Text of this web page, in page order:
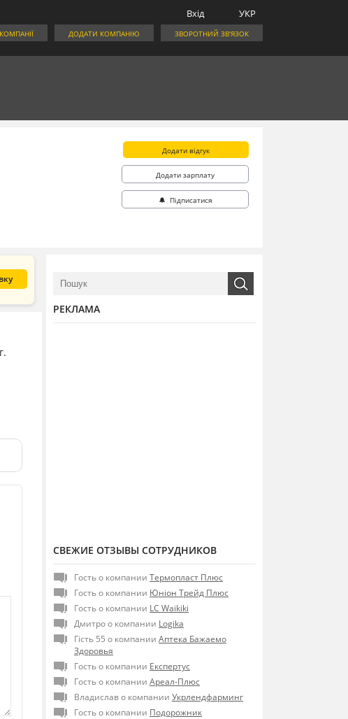
УКР
Вхід
ЗВОРОТНИЙ ЗВ'ЯЗОК
ДОДАТИ КОМПАНІЮ
Додати відгук
Додати зарплату
🔔 Підписатися
РЕКЛАМА
СВЕЖИЕ ОТЗЫВЫ СОТРУДНИКОВ
Гость о компании Термопласт Плюс
Гость о компании Юніон Трейд Плюс
Гость о компании LC Waikiki
Дмитро о компании Logika
Гість 55 о компании Аптека Бажаемо
Здоровья
Гость о компании Експертус
Гость о компании Ареал-Плюс
Владислав о компании Укрлендфарминг
Гость о компании Подорожник